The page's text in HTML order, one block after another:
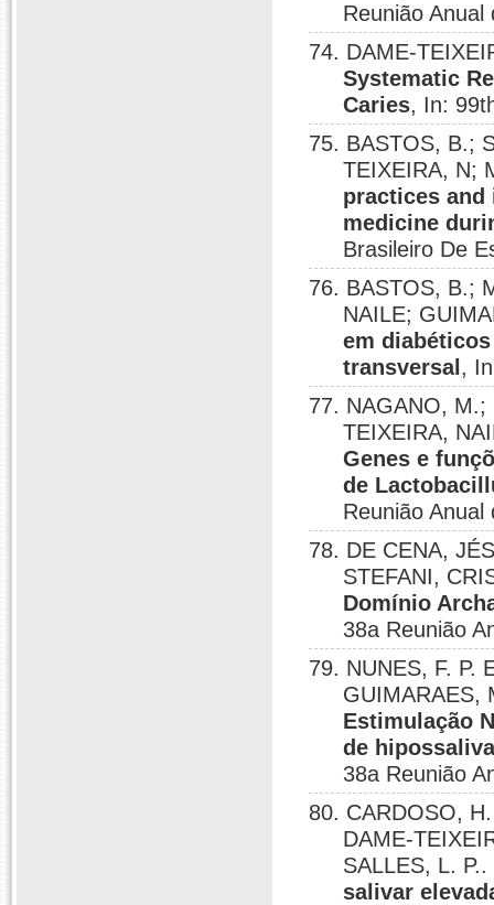
Reunião
74. DAME-
Systematic
Caries, In:
75. BASTOS, B.;
TEIXEIRA, N;
practices
medicine
Brasileiro De
76. BASTOS, B.;
NAILE;
em
transversal ,
77. NAGANO, M.;
TEIXEIRA,
Genes e
de
Reunião
78. DE CENA,
STEFANI,
Domínio
38a Reunião
79. NUNES, F. P.
GUIMARAES,
Estimulação
de
38a Reunião
80. CARDOSO,
DAME-
SALLES, L. P..
salivar